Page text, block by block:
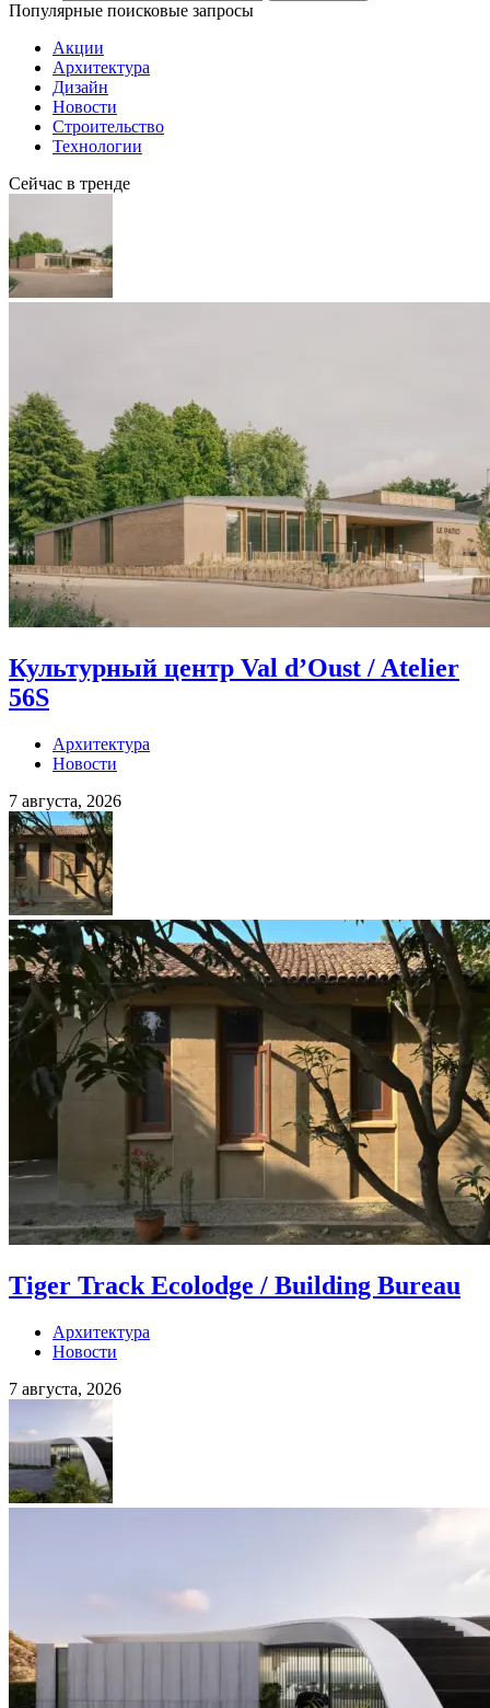
Популярные поисковые запросы
Акции
Архитектура
Дизайн
Новости
Строительство
Технологии
Сейчас в тренде
Культурный центр Val d’Oust / Atelier
56S
Архитектура
Новости
7 августа, 2026
Tiger Track Ecolodge / Building Bureau
Архитектура
Новости
7 августа, 2026